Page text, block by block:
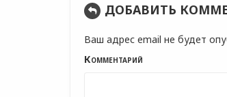
ДОБАВИТЬ
Ваш адрес email не будет
Комментарий